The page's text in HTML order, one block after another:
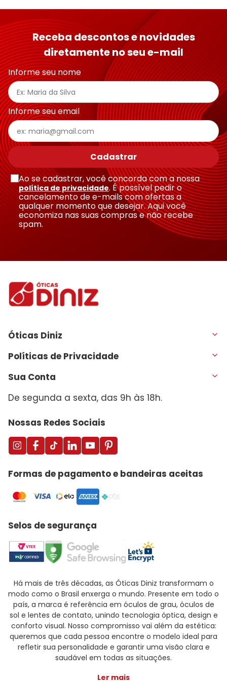
Receba descontos e novidades
diretamente no seu e-mail
Informe seu nome
Informe seu email
Cadastrar
Ao se cadastrar, você concorda com a nossa
política de privacidade. É possível pedir o
cancelamento de e-mails com ofertas a
qualquer momento que desejar. Aqui você
economiza nas suas compras e não recebe
spam.
Óticas Diniz
Políticas de Privacidade
Sua Conta
De segunda a sexta, das 9h às 18h.
Nossas Redes Sociais
Formas de pagamento e bandeiras aceitas
Selos de segurança
Há mais de três décadas, as Óticas Diniz transformam o
modo como o Brasil enxerga o mundo. Presente em todo o
país, a marca é referência em óculos de grau, óculos de
sol e lentes de contato, unindo tecnologia óptica, design e
conforto visual. Nosso compromisso vai além da estética:
queremos que cada pessoa encontre o modelo ideal para
refletir sua personalidade e garantir uma visão clara e
saudável em todas as situações.
Ler mais